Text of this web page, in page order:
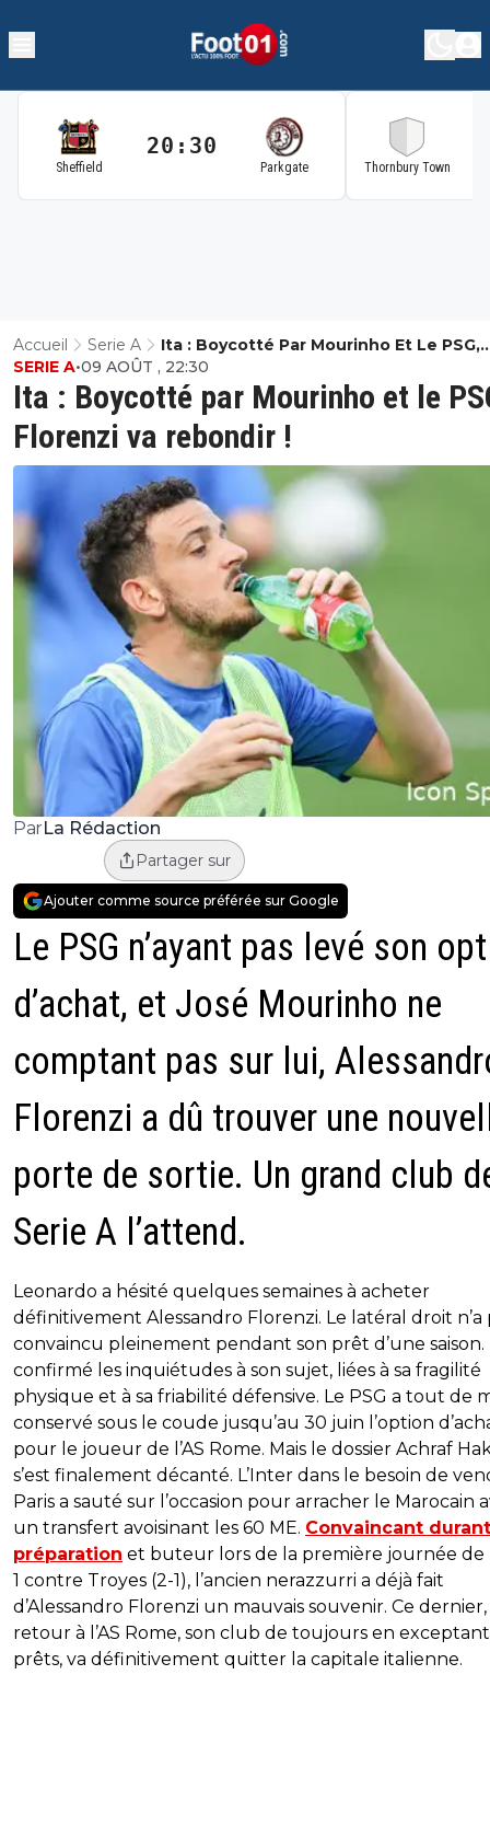
Sheffield
20:30
Parkgate Thornbury Town
Accueil Serie A
Ita : Boycotté Par Mourinho Et Le PSG,
Florenzi Va Rebondir !
Ita : Boycotté par Mourinho et le
Florenzi va rebondir !
SERIE A•09 AOÛT , 22:30
ParLa Rédaction
Partager sur
Ajouter comme source préférée sur Google
Le PSG n’ayant pas levé son
d’achat, et José Mourinho ne
comptant pas sur lui,
Florenzi a dû trouver une
porte de sortie. Un grand club
Serie A l’attend.
Leonardo a hésité quelques semaines à acheter
définitivement Alessandro Florenzi. Le latéral droit n’a
convaincu pleinement pendant son prêt d’une saison.
confirmé les inquiétudes à son sujet, liées à sa fragilité
physique et à sa friabilité défensive. Le PSG a tout de
conservé sous le coude jusqu’au 30 juin l’option
pour le joueur de l’AS Rome. Mais le dossier Achraf
s’est finalement décanté. L’Inter dans le besoin de
Paris a sauté sur l’occasion pour arracher le Marocain
un transfert avoisinant les 60 ME. Convaincant
préparation et buteur lors de la première journée de
1 contre Troyes (2-1), l’ancien nerazzurri a déjà fait
d’Alessandro Florenzi un mauvais souvenir. Ce
retour à l’AS Rome, son club de toujours en
prêts, va définitivement quitter la capitale italienne.